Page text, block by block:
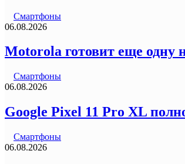
Смартфоны
06.08.2026
Motorola готовит еще одну
Смартфоны
06.08.2026
Google Pixel 11 Pro XL
Смартфоны
06.08.2026